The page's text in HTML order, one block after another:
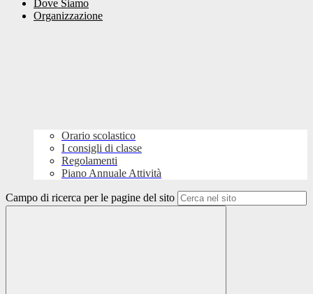
Dove Siamo
Organizzazione
Orario scolastico
I consigli di classe
Regolamenti
Piano Annuale Attività
Campo di ricerca per le pagine del sito